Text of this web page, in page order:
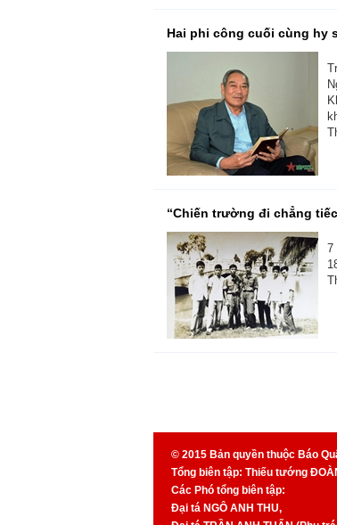
Hai phi công cuối cùng hy
“Chiến trường đi chẳng
7
© 2015 Bản quyền thuộc Báo
Tổng biên tập: Thiếu tướng
Các Phó tổng biên tập:
Đại tá NGÔ ANH THU,